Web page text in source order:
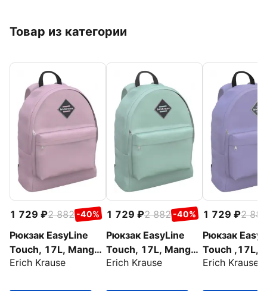
Товар из категории
1 729 2 882 -40%
Рюкзак EasyLine
Touch, 17L, Manga,
Rose Mono
Erich Krause
1 729 2 882 -40%
Рюкзак EasyLine
Touch, 17L, Manga,
Pistachio Mono
Erich Krause
1 729
2 882
Рюкзак
Touch ,17L,
Lilac Mono
Erich Krause